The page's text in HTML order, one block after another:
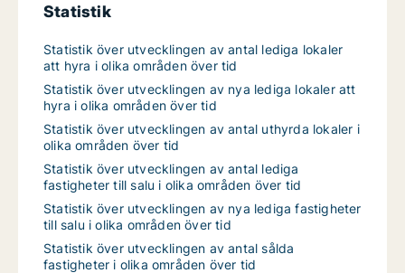
Statistik
Statistik över utvecklingen av antal lediga lokaler
att hyra i olika områden över tid
Statistik över utvecklingen av nya lediga lokaler att
hyra i olika områden över tid
Statistik över utvecklingen av antal uthyrda lokaler i
olika områden över tid
Statistik över utvecklingen av antal lediga
fastigheter till salu i olika områden över tid
Statistik över utvecklingen av nya lediga fastigheter
till salu i olika områden över tid
Statistik över utvecklingen av antal sålda
fastigheter i olika områden över tid